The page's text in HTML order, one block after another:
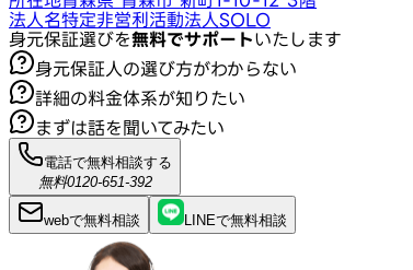
法人名特定非営利活動法人SOLO
身元保証選びを無料でサポートいたします
身元保証人の選び方がわからない
詳細の料金体系が知りたい
まずは話を聞いてみたい
電話で無料相談する
無料0120-651-392
webで無料相談 LINEで無料相談